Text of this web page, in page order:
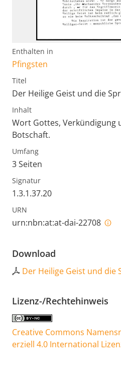
Enthalten in
Pfingsten
Titel
Der Heilige Geist und die
Inhalt
Wort Gottes, Verkündigung
Botschaft.
Umfang
3 Seiten
Signatur
1.3.1.37.20
URN
urn:nbn:at:at-dai-22708
Download
Der Heilige Geist und die
Lizenz-/Rechtehinweis
Creative Commons
erziell 4.0 International